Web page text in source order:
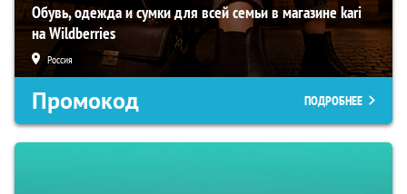
Обувь, одежда и сумки для всей семьи в магазине kari
на Wildberries
Россия
Промокод ПОДРОБНЕЕ